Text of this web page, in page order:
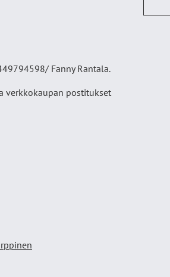
Fanny Rantala.
verkkokaupan postitukset